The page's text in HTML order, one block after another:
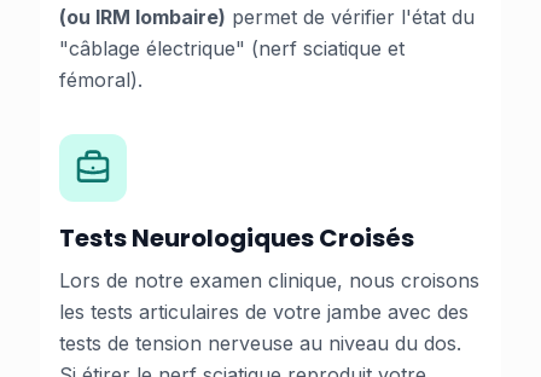
(ou IRM lombaire) permet de vérifier l'état du
"câblage électrique" (nerf sciatique et
fémoral).
Tests Neurologiques Croisés
Lors de notre examen clinique, nous croisons
les tests articulaires de votre jambe avec des
tests de tension nerveuse au niveau du dos.